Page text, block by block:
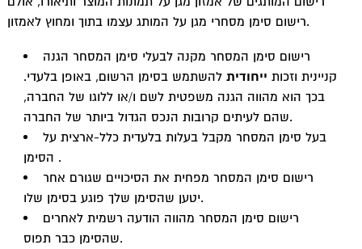
רישום סימן מסחרי מגן על המותג עצמו בתוך ומחוץ לאמזון.
רישום סימן המסחר מקנה לבעלי סימן המסחר הגנה
קניינית וזכות ייחודית להשתמש בסימן הרשום, באופן בלעדי.
בכך הוא מהווה הגנה משפטית לשם ו/או ללוגו של החברה,
שהם לעיתים קרובות הנכס הגדול ביותר של החברה.
בעל סימן המסחר מקבל בעלות בלעדית כלל-ארצית על
הסימן .
רישום סימן המסחר מפחית את הסיכויים שגורם אחר
יטען שהסימן שלך פוגע בסימן שלו.
רישום סימן המסחר מהווה הודעה רשמית לאחרים
שהסימן כבר תפוס.